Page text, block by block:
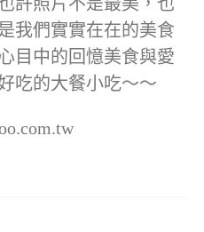
我們實實在在的美食
目中的回憶美食與愛
吃的大餐小吃～～